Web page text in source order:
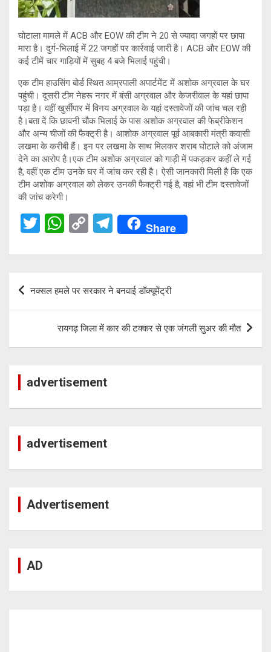
घोटाला मामले में ACB और EOW की टीम ने 20 से ज्यादा जगहों पर छापा
मारा है। दुर्ग-भिलाई में 22 जगहों पर कार्रवाई जारी है। ACB और EOW की
कई टीमें चार गाड़ियों में सुबह 4 बजे भिलाई पहुंची।
एक टीम हाउसिंग बोर्ड स्थित आम्रपाली अपार्टमेंट में अशोक अग्रवाल के घर
पहुंची। दूसरी टीम नेहरू नगर में बंसी अग्रवाल और केजरीवाल के यहां छापा
पड़ा है। वहीं खुर्सीपार में विनय अग्रवाल के यहां दस्तावेजों की जांच चल रही
है।बता दें कि छावनी चौक भिलाई के पास अशोक अग्रवाल की फेब्रीकेशन
और अन्य चीजों की फैक्ट्री है। आशोक अग्रवाल पूर्व आबकारी मंत्री कवासी
लखमा के करीबी हैं। इन पर लखमा के साथ मिलकर शराब घोटाले को अंजाम
देने का आरोप है।एक टीम अशोक अग्रवाल को गाड़ी में पकड़कर कहीं ले गई
है, वहीं एक टीम उनके घर में जांच कर रही है। ऐसी जानकारी मिली है कि एक
टीम अशोक अग्रवाल को लेकर उनकी फैक्ट्री गई है, वहां भी टीम दस्तावेजों
की जांच करेगी।
T
tt
W
at
s
A
p
p
C
py
n
k
T
e
a
m
Share
Post
नक्सल हमले पर सरकार ने बनवाई डॉक्यूमेंट्री
रायगढ़ जिला में कार की टक्कर से एक जंगली सुअर की मौत
advertisement
advertisement
Advertisement
AD